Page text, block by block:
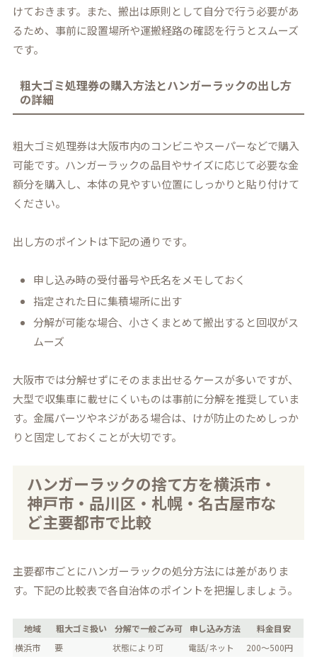
けておきます。また、搬出は原則として自分で行う必要があ
るため、事前に設置場所や運搬経路の確認を行うとスムーズ
です。
粗大ゴミ処理券の購入方法とハンガーラックの出し方
の詳細
粗大ゴミ処理券は大阪市内のコンビニやスーパーなどで購入
可能です。ハンガーラックの品目やサイズに応じて必要な金
額分を購入し、本体の見やすい位置にしっかりと貼り付けて
ください。
出し方のポイントは下記の通りです。
申し込み時の受付番号や氏名をメモしておく
指定された日に集積場所に出す
分解が可能な場合、小さくまとめて搬出すると回収がス
ムーズ
大阪市では分解せずにそのまま出せるケースが多いですが、
大型で収集車に載せにくいものは事前に分解を推奨していま
す。金属パーツやネジがある場合は、けが防止のためしっか
りと固定しておくことが大切です。
ハンガーラックの捨て方を横浜市・
神戸市・品川区・札幌・名古屋市な
ど主要都市で比較
主要都市ごとにハンガーラックの処分方法には差がありま
す。下記の比較表で各自治体のポイントを把握しましょう。
地域 粗大ゴミ扱い 分解で一般ごみ可 申し込み方法
料金目安
横浜市
要 状態により可 電話/ネット 200～500円